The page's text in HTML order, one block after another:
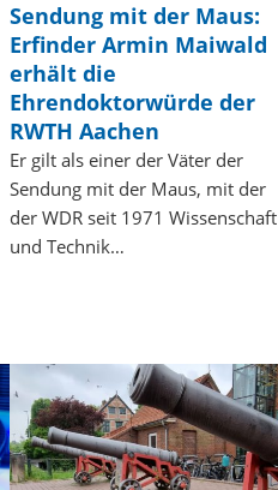
Sendung mit der Maus:
Erfinder Armin Maiwald
erhält die
Ehrendoktorwürde der
RWTH Aachen
Er gilt als einer der Väter der
Sendung mit der Maus, mit der
der WDR seit 1971 Wissenschaft
und Technik…